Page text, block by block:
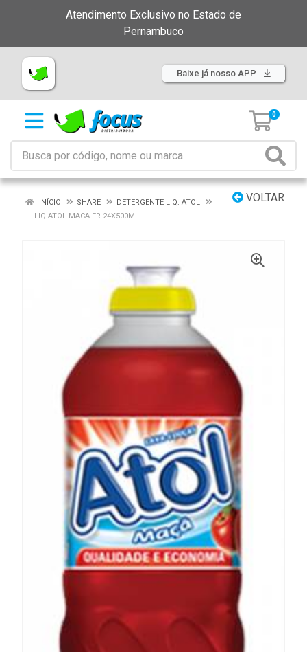
Atendimento Exclusivo no Estado de
Pernambuco
Baixe já nosso APP
0
VOLTAR
INÍCIO SHARE
DETERGENTE LIQ. ATOL
L L LIQ ATOL MACA FR 24X500ML